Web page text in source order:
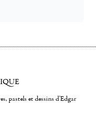
pastels et dessins d'Edgar